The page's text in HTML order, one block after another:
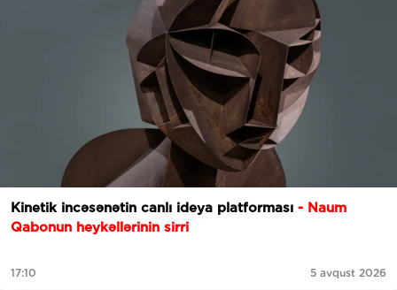
Kinetik incəsənətin canlı ideya platforması - Naum
Qabonun heykəllərinin sirri
17:10 5 avqust 2026